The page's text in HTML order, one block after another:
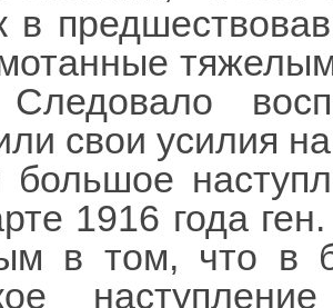
в
Следовало
свои усилия
большое
1916 года
в том, что в